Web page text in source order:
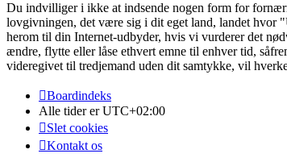
Du indvilliger i ikke at indsende nogen form for
lovgivningen, det være sig i dit eget land, landet hvor
herom til din Internet-udbyder, hvis vi vurderer det
ændre, flytte eller låse ethvert emne til enhver tid,
videregivet til tredjemand uden dit samtykke, vil
Boardindeks
Alle tider erUTC+02:00
Slet cookies
Kontakt os